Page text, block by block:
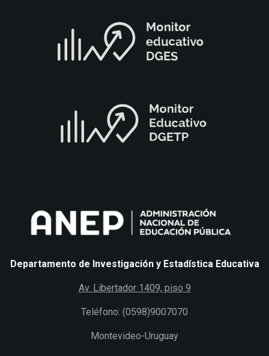
Departamento de Investigación y Estadística Educativa
Av. Libertador 1409, piso 9
Teléfono: (0598)9007070
Montevideo-Uruguay